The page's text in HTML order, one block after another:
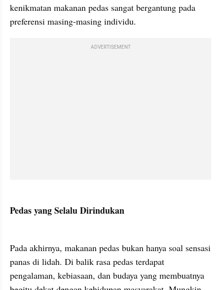
kenikmatan makanan pedas sangat bergantung pada
preferensi masing-masing individu.
ADVERTISEMENT
Pedas yang Selalu Dirindukan
Pada akhirnya, makanan pedas bukan hanya soal sensasi
panas di lidah. Di balik rasa pedas terdapat
pengalaman, kebiasaan, dan budaya yang membuatnya